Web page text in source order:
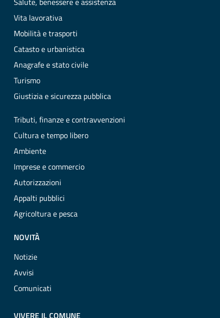
Vita lavorativa
Mobilità e trasporti
Catasto e urbanistica
Anagrafe e stato civile
Turismo
Giustizia e sicurezza pubblica
Tributi, finanze e contravvenzioni
Cultura e tempo libero
Ambiente
Imprese e commercio
Autorizzazioni
Appalti pubblici
Agricoltura e pesca
NOVITÀ
Notizie
Avvisi
Comunicati